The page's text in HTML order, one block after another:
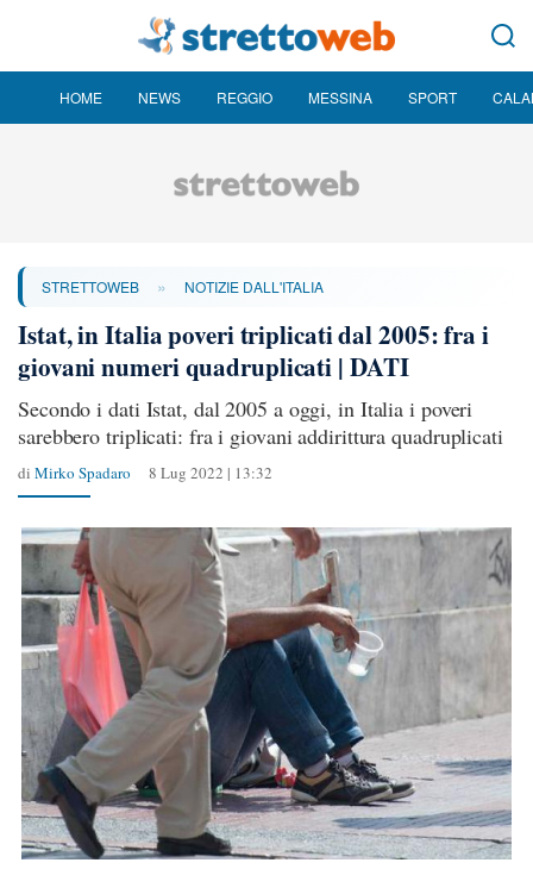
HOME NEWS REGGIO MESSINA SPORT
STRETTOWEB » NOTIZIE DALL'ITALIA
Istat, in Italia poveri triplicati dal 2005: fra i
giovani numeri quadruplicati | DATI
Secondo i dati Istat, dal 2005 a oggi, in Italia i poveri
sarebbero triplicati: fra i giovani addirittura quadruplicati
di Mirko Spadaro 8 Lug 2022 | 13:32